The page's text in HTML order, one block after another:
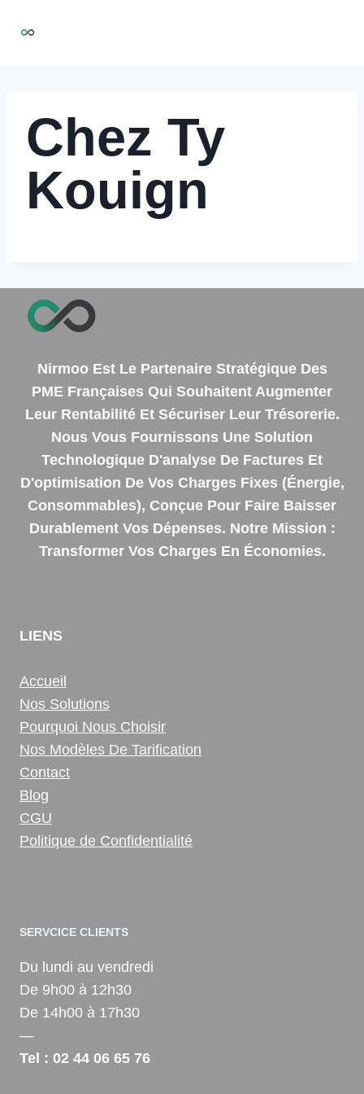
Chez Ty
Kouign
Nirmoo Est Le Partenaire Stratégique Des
PME Françaises Qui Souhaitent Augmenter
Leur Rentabilité Et Sécuriser Leur Trésorerie.
Nous Vous Fournissons Une Solution
Technologique D'analyse De Factures Et
D'optimisation De Vos Charges Fixes (énergie,
Consommables), Conçue Pour Faire Baisser
Durablement Vos Dépenses. Notre Mission :
Transformer Vos Charges En Économies.
LIENS
Accueil
Nos Solutions
Pourquoi Nous Choisir
Nos Modèles De Tarification
Contact
Blog
CGU
Politique de Confidentialité
SERVCICE CLIENTS
Du lundi au vendredi
De 9h00 à 12h30
De 14h00 à 17h30
—
Tel : 02 44 06 65 76